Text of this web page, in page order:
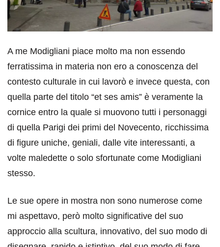
A me Modigliani piace molto ma non essendo
ferratissima in materia non ero a conoscenza del
contesto culturale in cui lavorò e invece questa, con
quella parte del titolo “et ses amis” è veramente la
cornice entro la quale si muovono tutti i personaggi
di quella Parigi dei primi del Novecento, ricchissima
di figure uniche, geniali, dalle vite interessanti, a
volte maledette o solo sfortunate come Modigliani
stesso.
Le sue opere in mostra non sono numerose come
mi aspettavo, però molto significative del suo
approccio alla scultura, innovativo, del suo modo di